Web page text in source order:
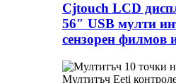
Cjtouch LCD
56″ USB мулти
сензорен филмов